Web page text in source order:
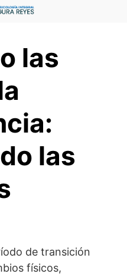
las
las
de transición
físicos,